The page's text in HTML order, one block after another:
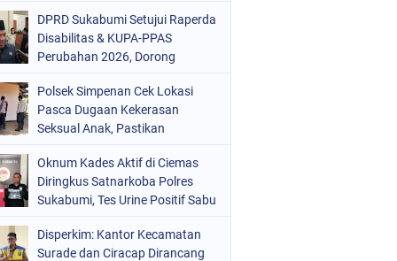
DPRD Sukabumi Setujui Raperda
Disabilitas & KUPA-PPAS
Perubahan 2026, Dorong
Polsek Simpenan Cek Lokasi
Pasca Dugaan Kekerasan
Seksual Anak, Pastikan
Oknum Kades Aktif di Ciemas
Diringkus Satnarkoba Polres
Sukabumi, Tes Urine Positif Sabu
Disperkim: Kantor Kecamatan
Surade dan Ciracap Dirancang